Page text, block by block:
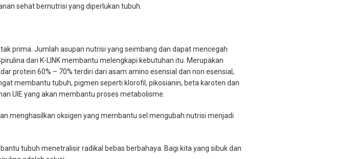
sehat bernutrisi yang diperlukan tubuh.
prima. Jumlah asupan nutrisi yang seimbang dan dapat mencegah
dari K-LINK membantu melengkapi kebutuhan itu. Merupakan
protein 60% – 70% terdiri dari asam amino esensial dan non esensial,
membantu tubuh, pigmen seperti klorofil, pikosianin, beta karoten dan
UIE yang akan membantu proses metabolisme.
menghasilkan oksigen yang membantu sel mengubah nutrisi menjadi
tubuh menetralisir radikal bebas berbahaya. Bagi kita yang sibuk dan